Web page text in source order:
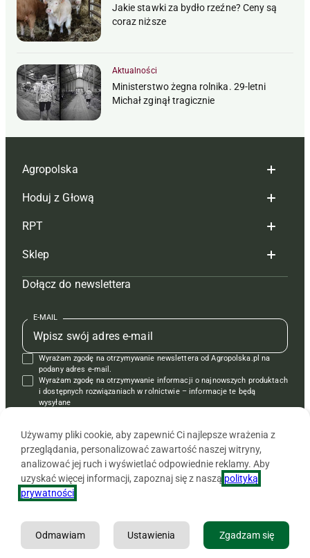
Jakie stawki za bydło rzeźne? Ceny są
coraz niższe
Aktualności
Ministerstwo żegna rolnika. 29-letni
Michał zginął tragicznie
Agropolska
Redakcja
Reklama
Tagi
Mapa serwisu
Kontakt
Regulamin
Polityka prywatności
Hoduj z Głową
Hoduj z głową bydło
Hoduj z głową świnie
Prenumerata
Redakcja
Kontakt
Reklama
RPT
Redakcja
Prenumerata
Reklama
Kontakt
Krzyżówki
Sklep
Czasopisma i prenumerata
Książki
Regulamin
Dołącz do newslettera
E-MAIL
Wyrażam zgodę na otrzymywanie newslettera od Agropolska.pl na
podany adres e-mail.
Wyrażam zgodę na otrzymywanie informacji o najnowszych produktach
i dostępnych rozwiązaniach w rolnictwie – informacje te będą
wysyłane
Copyright © 2026 Agencja Promocji Rolnictwa i Agrobiznesu APRA
Używamy pliki cookie, aby zapewnić Ci najlepsze wrażenia z
przeglądania, personalizować zawartość naszej witryny,
analizować jej ruch i wyświetlać odpowiednie reklamy. Aby
uzyskać więcej informacji, zapoznaj się z naszą polityką
prywatności
Zgadzam się
Ustawienia
Odmawiam